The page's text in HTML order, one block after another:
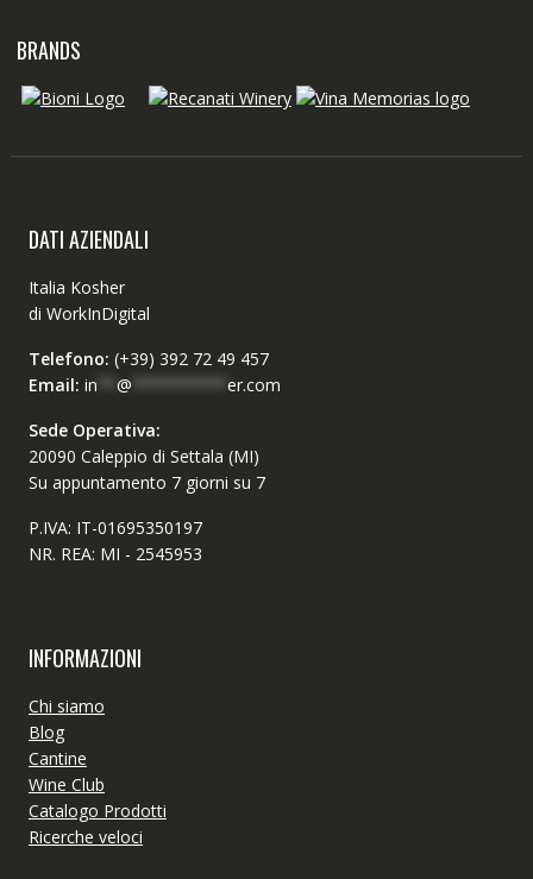
BRANDS
DATI AZIENDALI
Italia Kosher
di WorkInDigital
Telefono: (+39) 392 72 49 457
Email: in @
er.com
Sede Operativa:
20090 Caleppio di Settala (MI)
Su appuntamento 7 giorni su 7
P.IVA: IT-01695350197
NR. REA: MI - 2545953
INFORMAZIONI
Chi siamo
Blog
Cantine
Wine Club
Catalogo Prodotti
Ricerche veloci